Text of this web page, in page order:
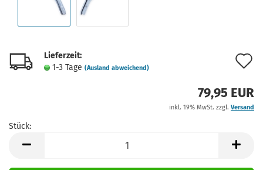
Lieferzeit:
1-3 Tage (Ausland abweichend)
79,95 EUR
inkl. 19% MwSt. zzgl. Versand
Stück: